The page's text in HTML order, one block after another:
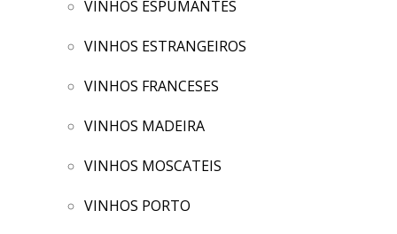
VINHOS ESPUMANTES
VINHOS ESTRANGEIROS
VINHOS FRANCESES
VINHOS MADEIRA
VINHOS MOSCATEIS
VINHOS PORTO